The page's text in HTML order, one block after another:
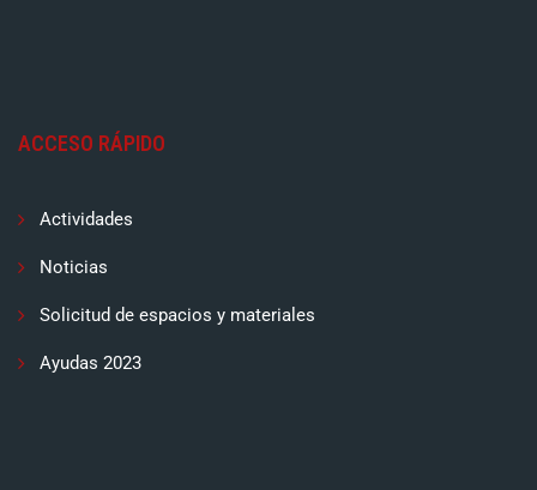
ACCESO RÁPIDO
Actividades
Noticias
Solicitud de espacios y materiales
Ayudas 2023